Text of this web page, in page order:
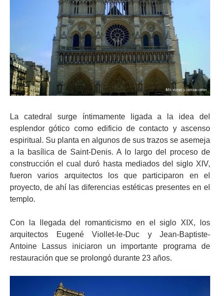
La catedral surge íntimamente ligada a la idea del
esplendor gótico como edificio de contacto y ascenso
espiritual. Su planta en algunos de sus trazos se asemeja
a la basílica de Saint-Denis. A lo largo del proceso de
construcción el cual duró hasta mediados del siglo XIV,
fueron varios arquitectos los que participaron en el
proyecto, de ahí las diferencias estéticas presentes en el
templo.
Con la llegada del romanticismo en el siglo XIX, los
arquitectos Eugené Viollet-le-Duc y Jean-Baptiste-
Antoine Lassus iniciaron un importante programa de
restauración que se prolongó durante 23 años.